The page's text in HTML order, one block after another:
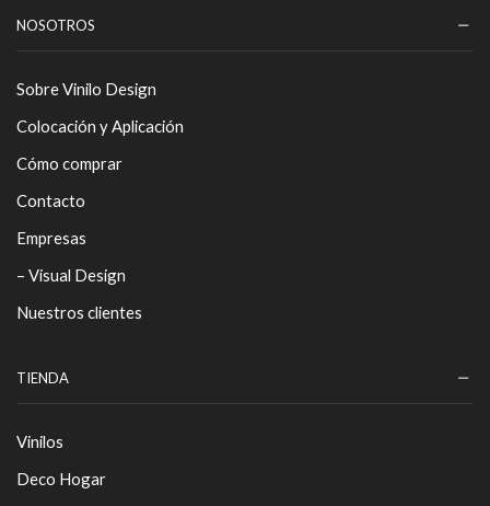
NOSOTROS
Sobre Vinilo Design
Colocación y Aplicación
Cómo comprar
Contacto
Empresas
– Visual Design
Nuestros clientes
TIENDA
Vinilos
Deco Hogar